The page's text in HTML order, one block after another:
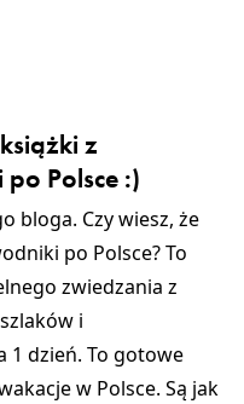
z
Polsce :)
bloga. Czy wiesz, że
po Polsce? To
zwiedzania z
i
1 dzień. To gotowe
w Polsce. Są jak